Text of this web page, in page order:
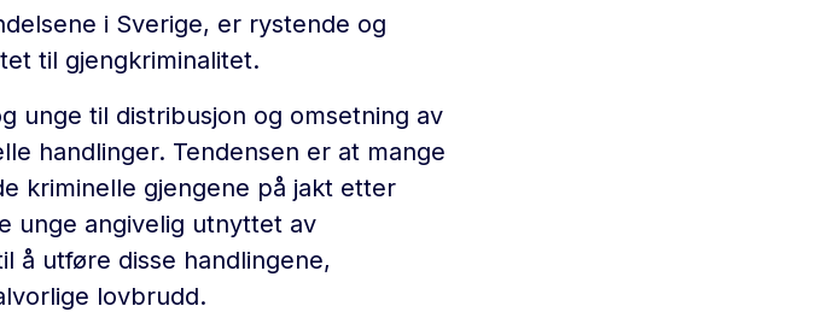
i Sverige, er rystende og
til gjengkriminalitet.
unge til distribusjon og omsetning av
handlinger. Tendensen er at mange
kriminelle gjengene på jakt etter
unge angivelig utnyttet av
å utføre disse handlingene,
lovbrudd.